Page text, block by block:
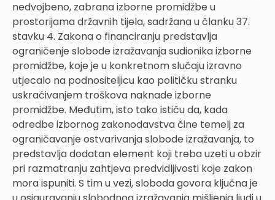
nedvojbeno, zabrana izborne promidžbe u
prostorijama državnih tijela, sadržana u članku 37.
stavku 4. Zakona o financiranju predstavlja
ograničenje slobode izražavanja sudionika izborne
promidžbe, koje je u konkretnom slučaju izravno
utjecalo na podnositeljicu kao političku stranku
uskraćivanjem troškova naknade izborne
promidžbe. Međutim, isto tako ističu da, kada
odredbe izbornog zakonodavstva čine temelj za
ograničavanje ostvarivanja slobode izražavanja, to
predstavlja dodatan element koji treba uzeti u obzir
pri razmatranju zahtjeva predvidljivosti koje zakon
mora ispuniti. S tim u vezi, sloboda govora ključna je